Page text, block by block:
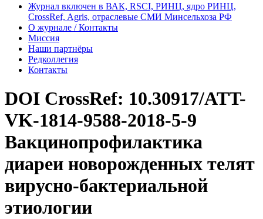
Журнал включен в ВАК, RSCI, РИНЦ, ядро РИНЦ,
CrossRef, Agris, отраслевые СМИ Минсельхоза РФ
О журнале / Контакты
Миссия
Наши партнёры
Редколлегия
Контакты
DOI CrossRef: 10.30917/ATT-
VK-1814-9588-2018-5-9
Вакцинопрофилактика
диареи новорожденных телят
вирусно-бактериальной
этиологии